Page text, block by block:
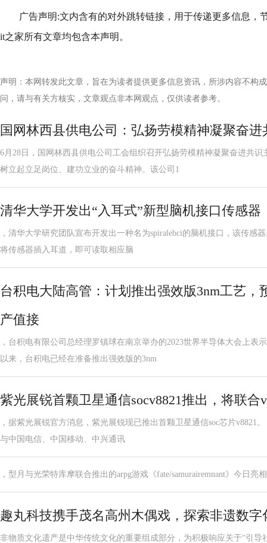
广告声明:文内含有的对外跳转链接，用于传递更多信息，
it之家所有文章均包含本声明。
声明：本网转发此文章，旨在为读者提供更多信息资讯，所涉内容不构
问，请与有关方核实，文章观点非本网观点，仅供读者参考。
国网林西县供电公司：弘扬劳模精神凝聚奋进
6月28日，国网林西县供电公司工会组织召开弘扬劳模精神凝聚奋进共
树立起立足岗位、建功立业的奋斗精神。该公司1
清华大学开发出“入耳式”新型脑机接口传感器
，清华大学研究团队宣布开发出一种名为spiralebci的脑机接口，该传感
将传感器插入耳道，即可读取相应脑
台积电大陆高管：计划推出强效版3nm工艺，
产值接
，台积电有限公司总经理罗镇球在南京举办的2023世界半导体大会上表
以来，台积电已经在准备推出强效版的3nm
紫光展锐首颗卫星通信socv8821推出，将联
，据紫光展锐官方消息，紫光展锐现已推出首颗卫星通信soc芯片v8821
与中国电信、中国移动、中兴通讯
，型月与光荣特库摩联合推出的arpg游戏《fate/samurairemnant》今日亮
趣丸科技携手茂名高州木偶戏，探索非遗数字
非物质文化遗产是中华传统文化的重要组成部分，为积极响应关于“引导